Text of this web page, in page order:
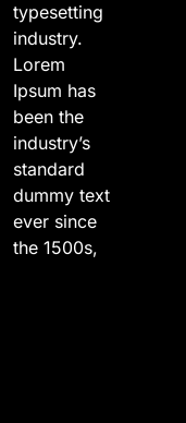
typesetting
industry.
Lorem
Ipsum has
been the
industry’s
standard
dummy text
ever since
the 1500s,